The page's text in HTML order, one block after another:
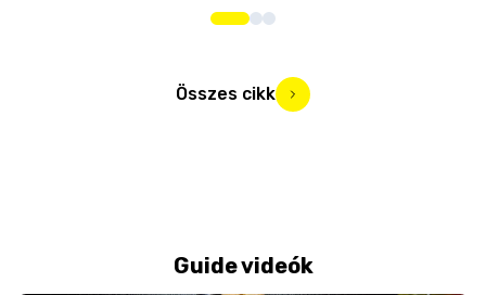
Összes cikk
Guide videók